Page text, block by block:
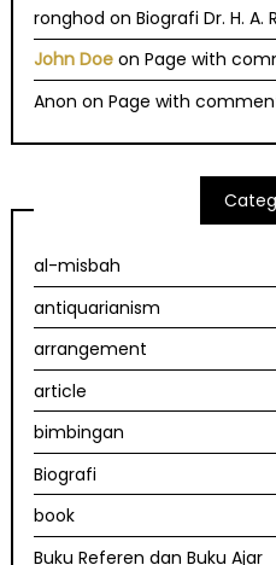
ronghod onBiografi Dr. H. A.
John Doe onPage with
Anon onPage with
al-misbah
antiquarianism
arrangement
article
bimbingan
Biografi
book
Buku Referen dan Buku Ajar